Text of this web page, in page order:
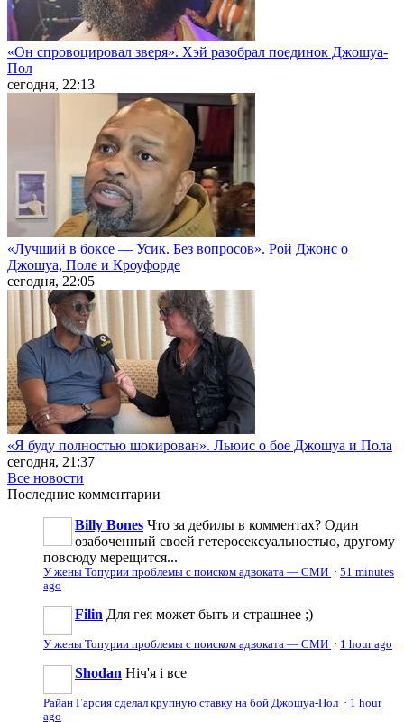
«Он спровоцировал зверя». Хэй разобрал поединок Джошуа-
Пол
сегодня, 22:13
«Лучший в боксе — Усик. Без вопросов». Рой Джонс о
Джошуа, Поле и Кроуфорде
сегодня, 22:05
«Я буду полностью шокирован». Льюис о бое Джошуа и Пола
сегодня, 21:37
Все новости
Последние комментарии
Billy Bones Что за дебилы в комментах? Один
озабоченный своей гетеросексуальностью, другому
повсюду мерещится...
У жены Топурии проблемы с поиском адвоката — СМИ · 51 minutes
ago
Filin Для гея может быть и страшнее ;)
У жены Топурии проблемы с поиском адвоката — СМИ · 1 hour ago
Shodan Ніч'я і все
Райан Гарсия сделал крупную ставку на бой Джошуа-Пол · 1 hour
ago